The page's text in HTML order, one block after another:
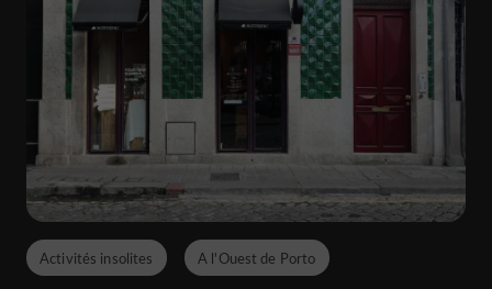
Activités insolites A l'Ouest de Porto